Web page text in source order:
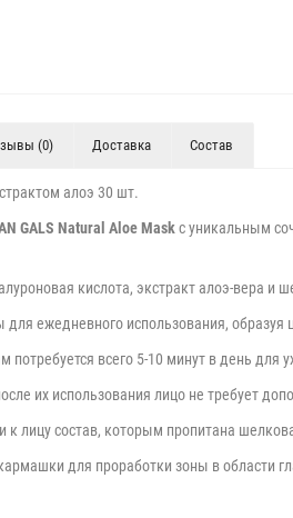
(0) Доставка Состав
алоэ 30 шт.
GALS Natural Aloe Maskс уникальным
кислота, экстракт алоэ-вера и
для ежедневного использования,
всего 5-10 минут в день для
их использования лицо не требует
лицу состав, которым пропитана
для проработки зоны в области